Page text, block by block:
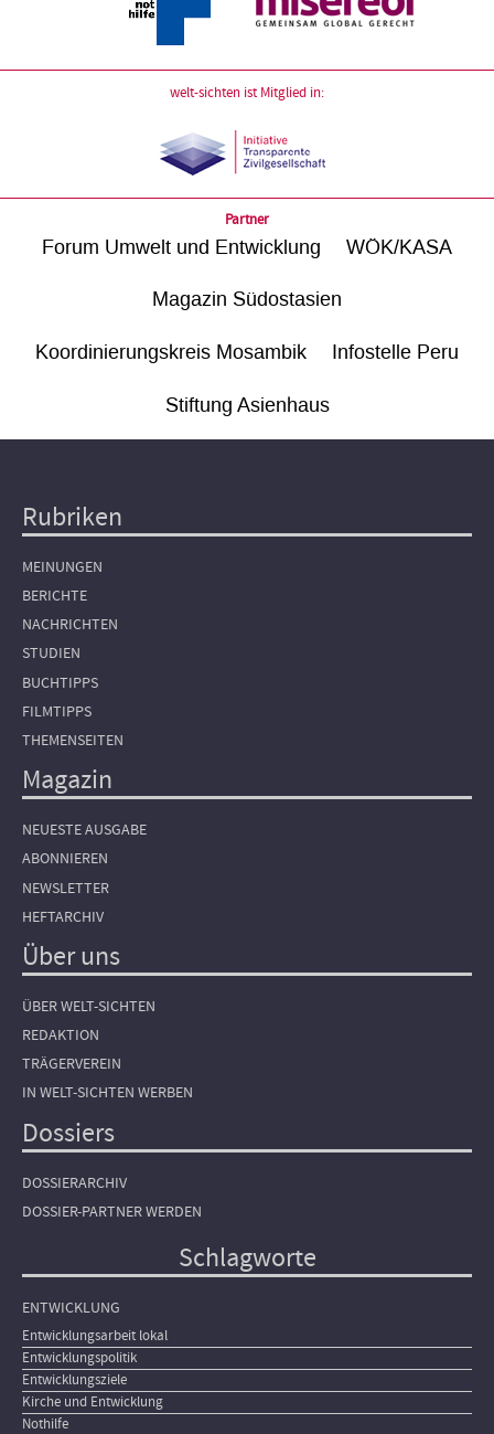
welt-sichten ist Mitglied in:
Partner
Forum Umwelt und Entwicklung WÖK/KASA
Magazin Südostasien
Koordinierungskreis Mosambik Infostelle Peru
Stiftung Asienhaus
Hauptnavigation
Rubriken
MEINUNGEN
BERICHTE
NACHRICHTEN
STUDIEN
BUCHTIPPS
FILMTIPPS
THEMENSEITEN
Magazin
NEUESTE AUSGABE
ABONNIEREN
NEWSLETTER
HEFTARCHIV
Über uns
ÜBER WELT-SICHTEN
REDAKTION
TRÄGERVEREIN
IN WELT-SICHTEN WERBEN
Dossiers
DOSSIERARCHIV
DOSSIER-PARTNER WERDEN
Schlagworte
ENTWICKLUNG
Entwicklungsarbeit lokal
Entwicklungspolitik
Entwicklungsziele
Kirche und Entwicklung
Nothilfe